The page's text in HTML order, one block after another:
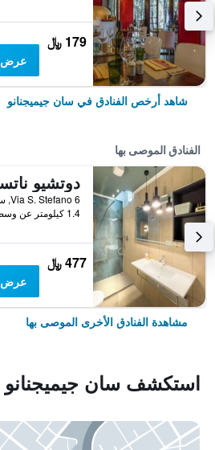
179 ﷼
عرض
شاهد أرخص الفنادق في سان جيميجنانو
الفنادق الموصى بها
1.4 كيلومتر عن وسط المدينة
477 ﷼
عرض
مشاهدة الفنادق الأخرى الموصى بها
استكشف سان جيميجنانو